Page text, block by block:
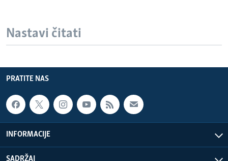
Nastavi čitati
PRATITE NAS
INFORMACIJE
SADRŽAJ